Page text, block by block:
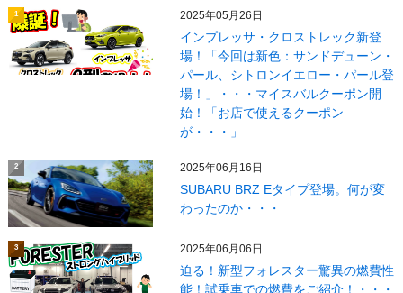
1 2025年05月26日
インプレッサ・クロストレック新登
場！「今回は新色：サンドデューン・
パール、シトロンイエロー・パール登
場！」・・・マイスバルクーポン開
始！「お店で使えるクーポン
が・・・」
2 2025年06月16日
SUBARU BRZ Eタイプ登場。何が変
わったのか・・・
3 2025年06月06日
迫る！新型フォレスター驚異の燃費性
能！試乗車での燃費をご紹介！・・・